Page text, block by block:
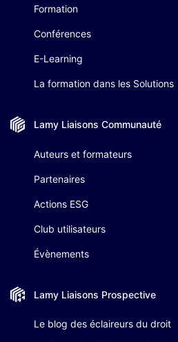
Formation
Conférences
E-Learning
La formation dans les Solutions
Lamy Liaisons Communauté
Auteurs et formateurs
Partenaires
Actions ESG
Club utilisateurs
Évènements
Lamy Liaisons Prospective
Le blog des éclaireurs du droit